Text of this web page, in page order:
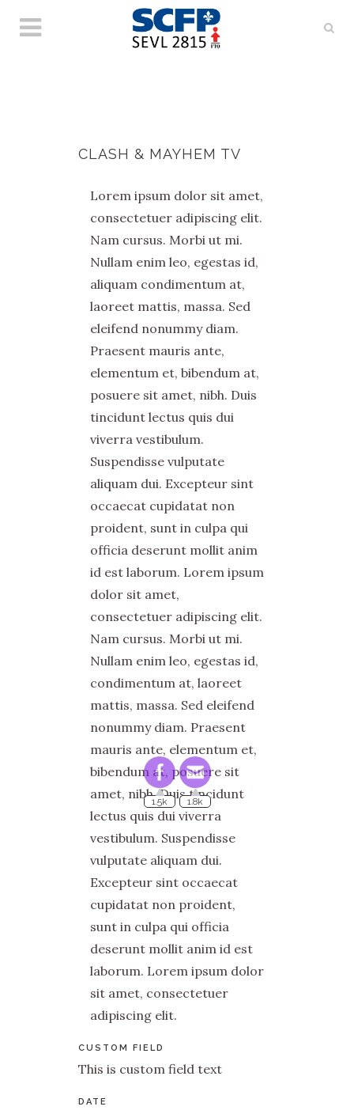
CLASH & MAYHEM TV
Lorem ipsum dolor sit amet,
consectetuer adipiscing elit.
Nam cursus. Morbi ut mi.
Nullam enim leo, egestas id,
aliquam condimentum at,
laoreet mattis, massa. Sed
eleifend nonummy diam.
Praesent mauris ante,
elementum et, bibendum at,
posuere sit amet, nibh. Duis
tincidunt lectus quis dui
viverra vestibulum.
Suspendisse vulputate
aliquam dui. Excepteur sint
occaecat cupidatat non
proident, sunt in culpa qui
officia deserunt mollit anim
id est laborum. Lorem ipsum
dolor sit amet,
consectetuer adipiscing elit.
Nam cursus. Morbi ut mi.
Nullam enim leo, egestas id,
condimentum at, laoreet
mattis, massa. Sed eleifend
nonummy diam. Praesent
mauris ante, elementum et,
bibendum at, posuere sit
amet, nibh. Duis tincidunt
lectus quis dui viverra
vestibulum. Suspendisse
vulputate aliquam dui.
Excepteur sint occaecat
cupidatat non proident,
sunt in culpa qui officia
deserunt mollit anim id est
laborum. Lorem ipsum dolor
sit amet, consectetuer
adipiscing elit.
CUSTOM FIELD
This is custom field text
DATE
1.5k 1.8k